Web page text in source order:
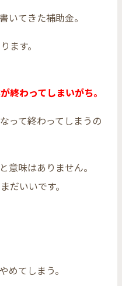
いてきた補助金。
ます。
終わってしまいがち。
って終わってしまうの
意味はありません。
だいいです。
てしまう。